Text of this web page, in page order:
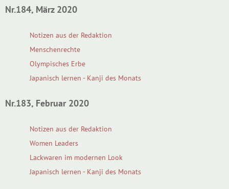
Nr.184, März 2020
Notizen aus der Redaktion
Menschenrechte
Olympisches Erbe
Japanisch lernen - Kanji des Monats
Nr.183, Februar 2020
Notizen aus der Redaktion
Women Leaders
Lackwaren im modernen Look
Japanisch lernen - Kanji des Monats